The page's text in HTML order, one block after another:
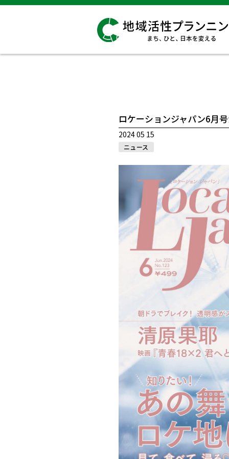
ロケーションジャパン6月
2024 05 15
ニュース